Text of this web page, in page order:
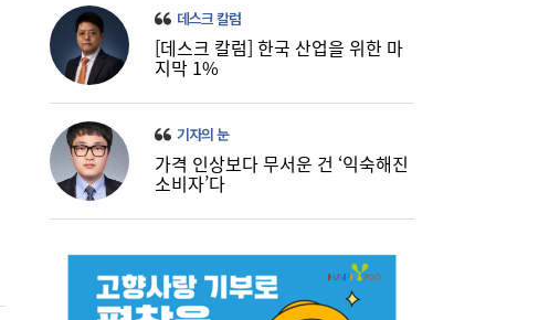
데스크 칼럼
[데스크 칼럼] 한국 산업을 위한 마
지막 1%
기자의 눈
가격 인상보다 무서운 건 ‘익숙해진
소비자’다